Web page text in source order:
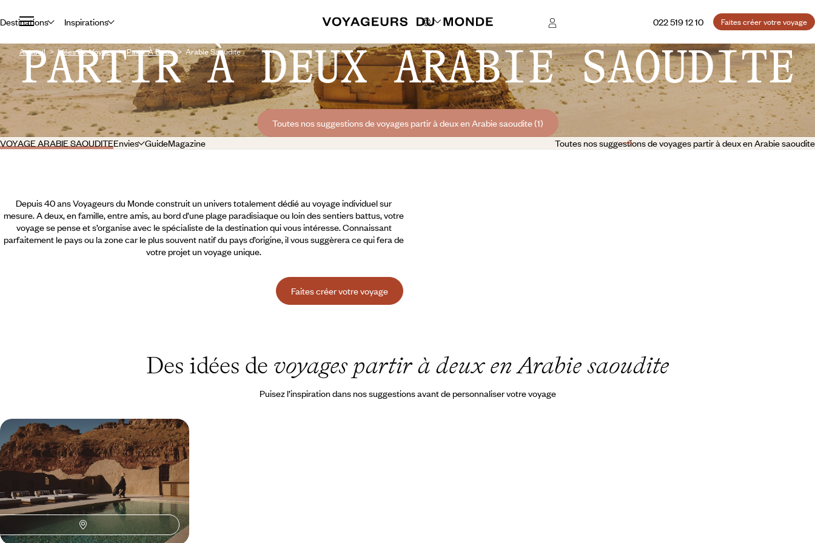
Destinations Inspirations 022 519 12 10 Faites créer votre voyage
Accueil Idées De Voyage Partir À Deux Arabie Saoudite
PARTIR À DEUX ARABIE SAOUDITE
Toutes nos suggestions de voyages partir à deux en Arabie saoudite (1)
VOYAGE ARABIE SAOUDITEEnvies GuideMagazine Toutes nos suggestions de voyages partir à deux en Arabie saoudite
Depuis 40 ans Voyageurs du Monde construit un univers totalement dédié au voyage individuel sur
mesure. A deux, en famille, entre amis, au bord d’une plage paradisiaque ou loin des sentiers battus, votre
voyage se pense et s’organise avec le spécialiste de la destination qui vous intéresse. Connaissant
parfaitement le pays ou la zone car le plus souvent natif du pays d’origine, il vous suggèrera ce qui fera de
votre projet un voyage unique.
Faites créer votre voyage
Des idées de voyages partir à deux en Arabie saoudite
Puisez l’inspiration dans nos suggestions avant de personnaliser votre voyage
Cités anciennes, désert, mer Rouge -
L’Arabie Saoudite en adresses
d'exception
D’héritages historiques en merveilles naturelles,
voir le meilleur du pays dans des conditions
privilégiées de confort, de logistique et
d’exclusivité
9 jours, de CHF 8600 à CHF 10400